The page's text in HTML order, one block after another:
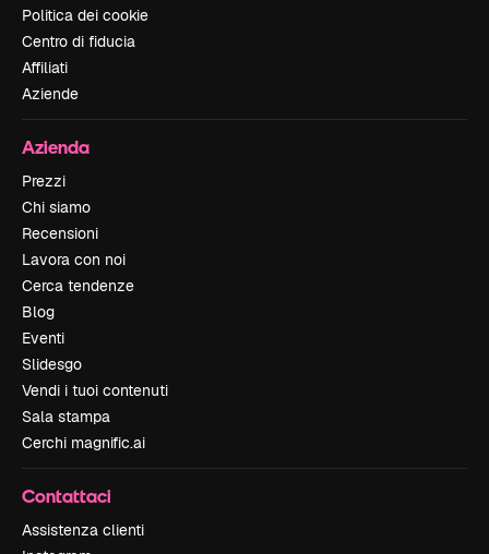
Politica dei cookie
Centro di fiducia
Affiliati
Aziende
Azienda
Prezzi
Chi siamo
Recensioni
Lavora con noi
Cerca tendenze
Blog
Eventi
Slidesgo
Vendi i tuoi contenuti
Sala stampa
Cerchi magnific.ai
Contattaci
Assistenza clienti